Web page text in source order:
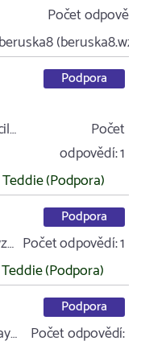
Počet
beruska8
Podpora
Počet
odpovědí:1
Teddie (Podpora)
Podpora
Počet odpovědí:1
Teddie (Podpora)
Podpora
Počet odpovědí: